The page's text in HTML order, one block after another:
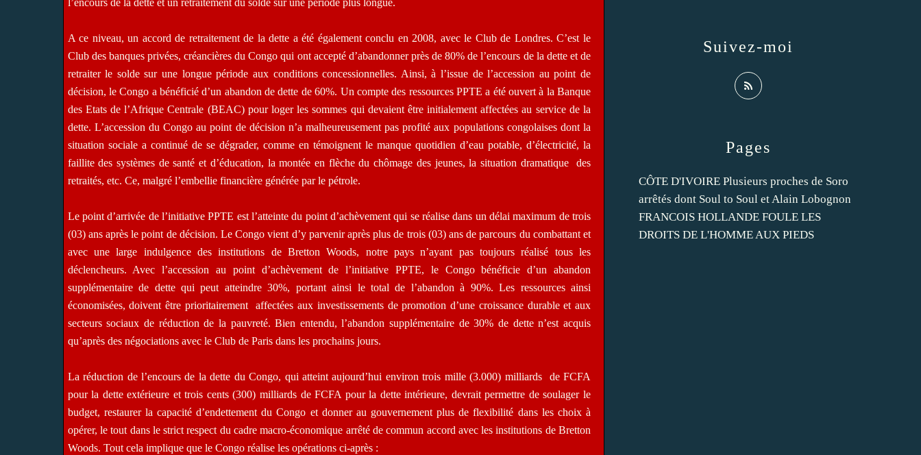
A ce niveau, un accord de retraitement de la dette a été également conclu en 2008, avec le Club de Londres. C’est le
Club des banques privées, créancières du Congo qui ont accepté d’abandonner près de 80% de l’encours de la dette et de
retraiter le solde sur une longue période aux conditions concessionnelles. Ainsi, à l’issue de l’accession au point de
décision, le Congo a bénéficié d’un abandon de dette de 60%. Un compte des ressources PPTE a été ouvert à la Banque
des Etats de l’Afrique Centrale (BEAC) pour loger les sommes qui devaient être initialement affectées au service de la
dette. L’accession du Congo au point de décision n’a malheureusement pas profité aux populations congolaises dont la
situation sociale a continué de se dégrader, comme en témoignent le manque quotidien d’eau potable, d’électricité, la
faillite des systèmes de santé et d’éducation, la montée en flèche du chômage des jeunes, la situation dramatique
des
retraités, etc. Ce, malgré l’embellie financière générée par le pétrole.
Le point d’arrivée de l’initiative PPTE est l’atteinte du point d’achèvement qui se réalise dans un délai maximum de trois
(03) ans après le point de décision. Le Congo vient d’y parvenir après plus de trois (03) ans de parcours du combattant et
avec une large indulgence des institutions de Bretton Woods, notre pays n’ayant pas toujours réalisé tous les
déclencheurs. Avec l’accession au point d’achèvement de l’initiative PPTE, le Congo bénéficie d’un abandon
supplémentaire de dette qui peut atteindre 30%, portant ainsi le total de l’abandon à 90%. Les ressources ainsi
économisées, doivent être prioritairement
affectées aux investissements de promotion d’une croissance durable et aux
secteurs sociaux de réduction de la pauvreté. Bien entendu, l’abandon supplémentaire de 30% de dette n’est acquis
qu’après des négociations avec le Club de Paris dans les prochains jours.
La réduction de l’encours de la dette du Congo, qui atteint aujourd’hui environ trois mille (3.000) milliards
de FCFA
pour la dette extérieure et trois cents (300) milliards de FCFA pour la dette intérieure, devrait permettre de soulager le
budget, restaurer la capacité d’endettement du Congo et donner au gouvernement plus de flexibilité dans les choix à
opérer, le tout dans le strict respect du cadre macro-économique arrêté de commun accord avec les institutions de Bretton
Woods. Tout cela implique que le Congo réalise les opérations ci-après :
Pages
CÔTE D'IVOIRE Plusieurs proches de Soro
arrêtés dont Soul to Soul et Alain Lobognon
FRANCOIS HOLLANDE FOULE LES
DROITS DE L'HOMME AUX PIEDS
Suivez-moi